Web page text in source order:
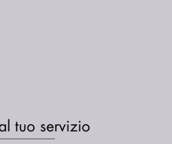
tuo servizio